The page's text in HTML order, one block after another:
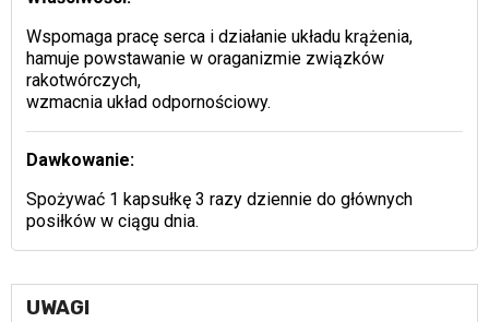
Wspomaga pracę serca i działanie układu krążenia,
hamuje powstawanie w oraganizmie związków
rakotwórczych,
wzmacnia układ odpornościowy.
Dawkowanie:
Spożywać 1 kapsułkę 3 razy dziennie do głównych
posiłków w ciągu dnia.
UWAGI